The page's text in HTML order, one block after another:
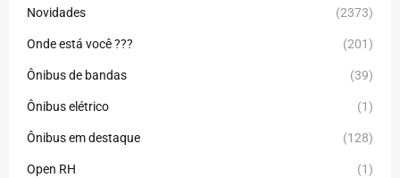
Novidades (2373)
Onde está você ??? (201)
Ônibus de bandas (39)
Ônibus elétrico (1)
Ônibus em destaque (128)
Open RH (1)